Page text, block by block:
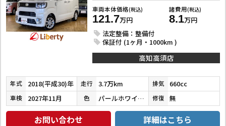
車両本体価格(税込)
121.7万円
諸費用(税込)
8.1万円
法定整備：整備付
保証付 (1ヶ月・1000km )
高知高須店
年式 2018(平成30)年 走行 3.7万km 排気 660cc
車検 2027年11月 色 パールホワイトⅢ 修復 無
お問い合わせ 詳細はこちら